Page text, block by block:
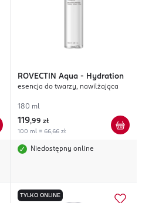
ROVECTIN Aqua - Hydration
esencja do twarzy, nawilżająca
180 ml
119,99 zł
100 ml = 66,66 zł
Niedostępny online
TYLKO ONLINE